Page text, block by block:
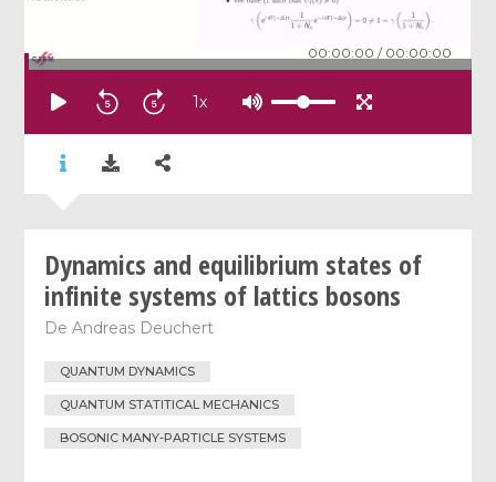
00:00:00 / 00:00:00
1x
Dynamics and equilibrium states of
infinite systems of lattics bosons
DeAndreas Deuchert
QUANTUM DYNAMICS
QUANTUM STATITICAL MECHANICS
BOSONIC MANY-PARTICLE SYSTEMS